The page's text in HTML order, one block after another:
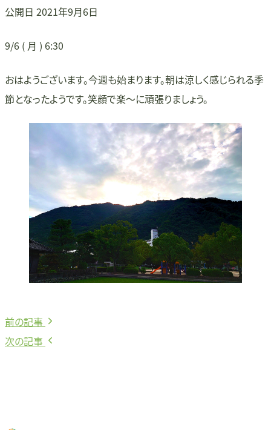
公開日 2021年9月6日
9/6 ( 月 ) 6:30
おはようございます。今週も始まります。朝は涼しく感じられる季
節となったようです。笑顔で楽〜に頑張りましょう。
投
前の記事 前
の
次の記事 次